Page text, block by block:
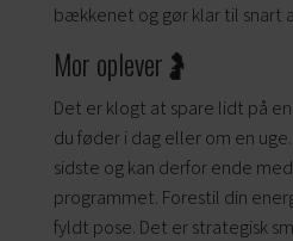
bækkenet og gør klar til snart
Mor oplever🤰
Det er klogt at spare lidt på
du føder i dag eller om en
sidste og kan derfor ende
programmet. Forestil din
fyldt pose. Det er strategisk